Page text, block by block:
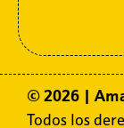
© 2026 |
Todos los